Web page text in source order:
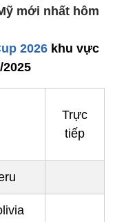
mới nhất hôm
2026khu vực
2025
Trực
tiếp